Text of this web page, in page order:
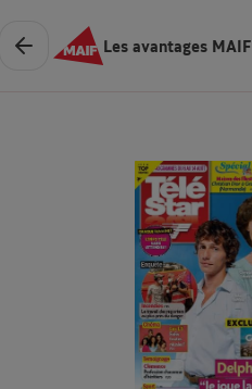
Les avantages MAIF